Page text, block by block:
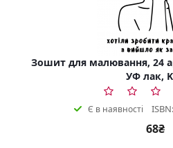
Зошит для малювання, 24
УФ лак,
Є в наявності
68₴